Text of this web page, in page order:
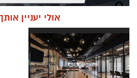
אולי יעניין